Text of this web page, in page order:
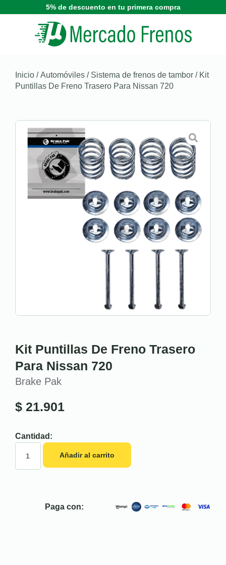
5% de descuento en tu primera compra
Inicio /Automóviles / Sistema de frenos de tambor / Kit
Puntillas De Freno Trasero Para Nissan 720
Kit Puntillas De Freno Trasero
Para Nissan 720
Brake Pak
$ 21.901
Cantidad:
Añadir al carrito
Paga con: